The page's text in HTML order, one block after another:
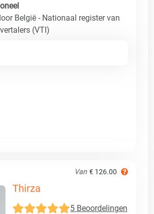
België - Nationaal register van
(VTI)
Van € 126.00
Thirza
5 Beoordelingen